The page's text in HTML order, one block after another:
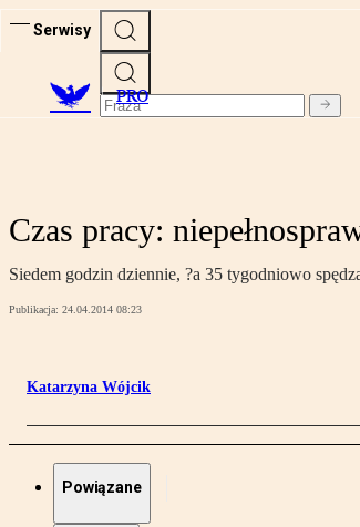
Serwisy
PRO
Czas pracy:
Siedem godzin dziennie, ?a 35 tygodniowo
Publikacja: 24.04.2014 08:23
Katarzyna Wójcik
Powiązane